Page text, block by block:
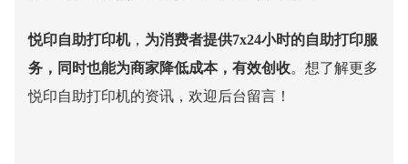
悦印自助打印机， 为消费者提供7x24小时的自助打印服
务，同时也能为商家降低成本，有效创收。想了解更多
悦印自助打印机的资讯，欢迎后台留言！